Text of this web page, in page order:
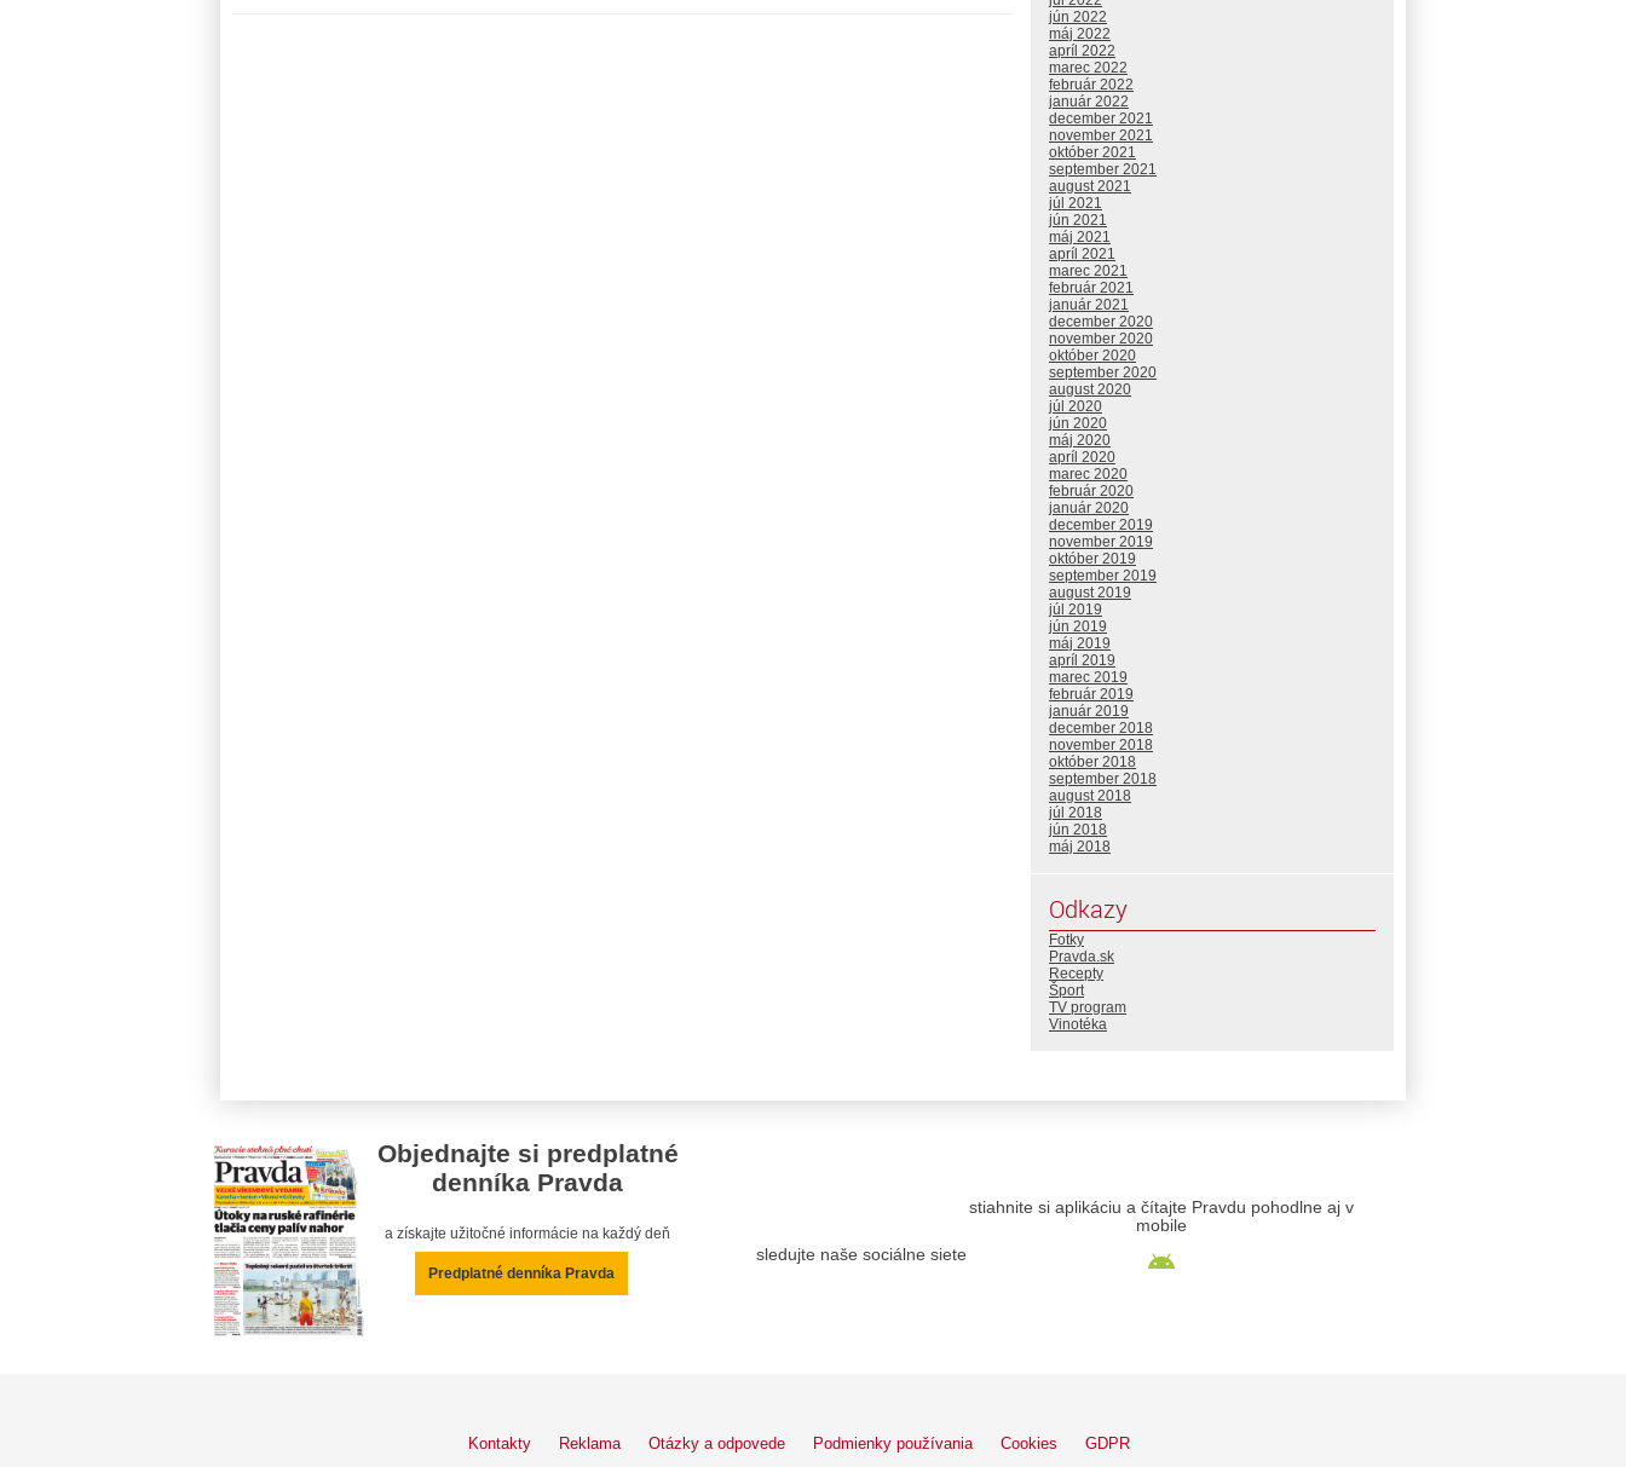
jún 2022
máj 2022
apríl 2022
marec 2022
február 2022
január 2022
december 2021
november 2021
október 2021
september 2021
august 2021
júl 2021
jún 2021
máj 2021
apríl 2021
marec 2021
február 2021
január 2021
december 2020
november 2020
október 2020
september 2020
august 2020
júl 2020
jún 2020
máj 2020
apríl 2020
marec 2020
február 2020
január 2020
december 2019
november 2019
október 2019
september 2019
august 2019
júl 2019
jún 2019
máj 2019
apríl 2019
marec 2019
február 2019
január 2019
december 2018
november 2018
október 2018
september 2018
august 2018
júl 2018
jún 2018
máj 2018
Odkazy
Fotky
Pravda.sk
Recepty
Šport
TV program
Vinotéka
Objednajte si predplatné
denníka Pravda
a získajte užitočné informácie na každý deň
Predplatné denníka Pravda
sledujte naše sociálne siete
stiahnite si aplikáciu a čítajte Pravdu pohodlne aj v
mobile
Kontakty Reklama Otázky a odpovede Podmienky používania Cookies GDPR